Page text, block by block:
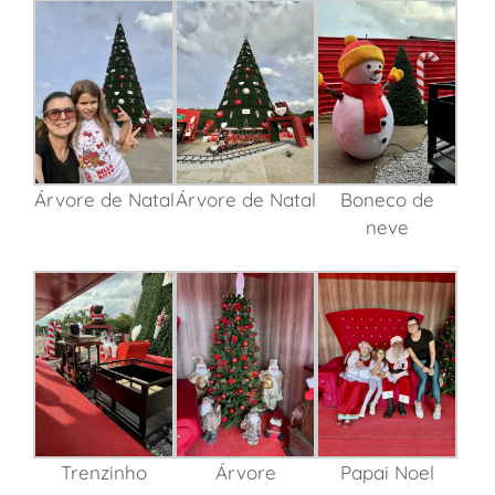
Árvore de NatalÁrvore de Natal
Boneco de
neve
Trenzinho Árvore
Papai Noel